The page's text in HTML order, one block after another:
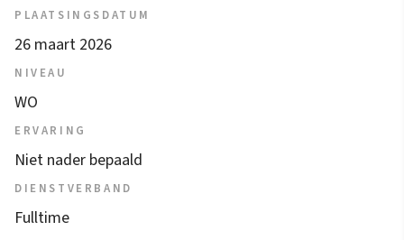
PLAATSINGSDATUM
26 maart 2026
NIVEAU
WO
ERVARING
Niet nader bepaald
DIENSTVERBAND
Fulltime